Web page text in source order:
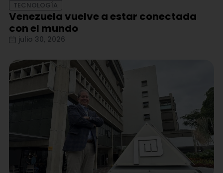
TECNOLOGÍA
Venezuela vuelve a estar conectada
con el mundo
julio 30, 2026